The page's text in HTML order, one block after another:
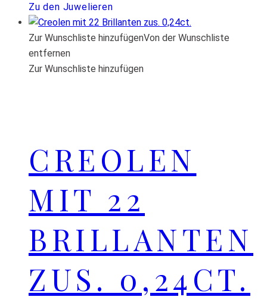
Zu den Juwelieren
Zur Wunschliste hinzufügenVon der Wunschliste
entfernen
Zur Wunschliste hinzufügen
CREOLEN
MIT 22
BRILLANTEN
ZUS. 0,24CT.